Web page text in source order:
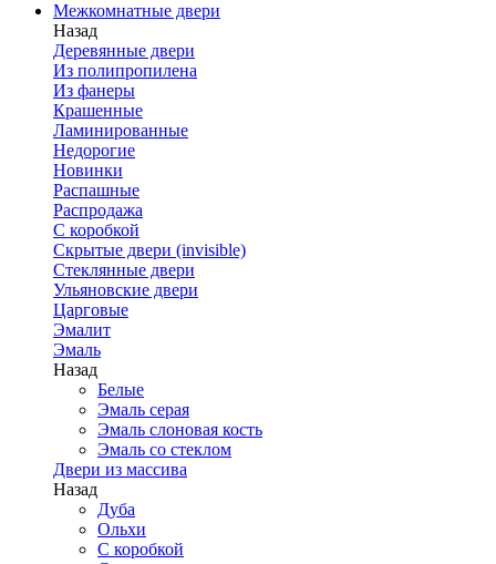
Межкомнатные двери
Назад
Деревянные двери
Из полипропилена
Из фанеры
Крашенные
Ламинированные
Недорогие
Новинки
Распашные
Распродажа
С коробкой
Скрытые двери (invisible)
Стеклянные двери
Ульяновские двери
Царговые
Эмалит
Эмаль
Назад
Белые
Эмаль серая
Эмаль слоновая кость
Эмаль со стеклом
Двери из массива
Назад
Дуба
Ольхи
С коробкой